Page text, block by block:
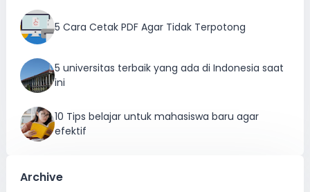
5 Cara Cetak PDF Agar Tidak Terpotong
5 universitas terbaik yang ada di Indonesia saat
ini
10 Tips belajar untuk mahasiswa baru agar
efektif
Archive